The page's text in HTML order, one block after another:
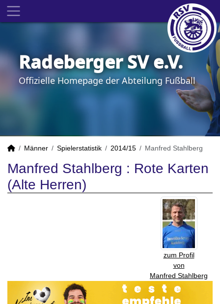
Radeberger SV e.V.
Offizielle Homepage der Abteilung Fußball
Männer Spielerstatistik 2014/15 Manfred Stahlberg
Manfred Stahlberg : Rote Karten
(Alte Herren)
zum Profil
von
Manfred Stahlberg